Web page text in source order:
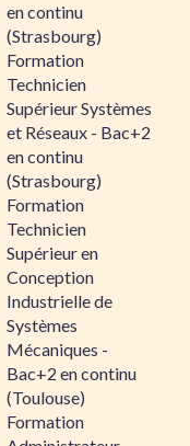
en continu
(Strasbourg)
Formation
Technicien
Supérieur Systèmes
et Réseaux - Bac+2
en continu
(Strasbourg)
Formation
Technicien
Supérieur en
Conception
Industrielle de
Systèmes
Mécaniques -
Bac+2 en continu
(Toulouse)
Formation